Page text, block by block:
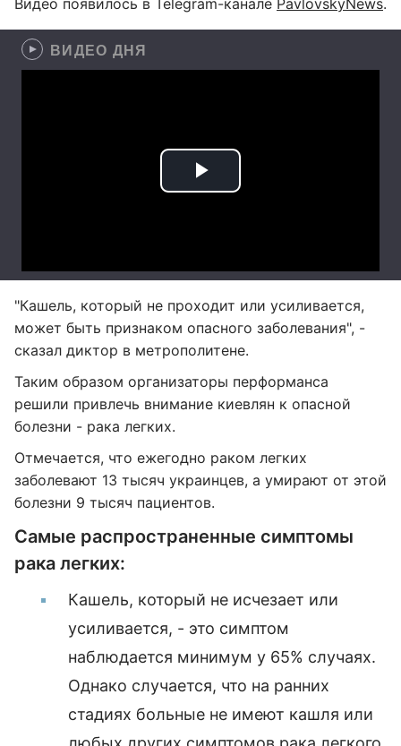
Видео появилось в Telegram-канале PavlovskyNews.
ВИДЕО ДНЯ
"Кашель, который не проходит или усиливается,
может быть признаком опасного заболевания", -
сказал диктор в метрополитене.
Таким образом организаторы перформанса
решили привлечь внимание киевлян к опасной
болезни - рака легких.
Отмечается, что ежегодно раком легких
заболевают 13 тысяч украинцев, а умирают от этой
болезни 9 тысяч пациентов.
Самые распространенные симптомы
рака легких:
Кашель, который не исчезает или
усиливается, - это симптом
наблюдается минимум у 65% случаях.
Однако случается, что на ранних
стадиях больные не имеют кашля или